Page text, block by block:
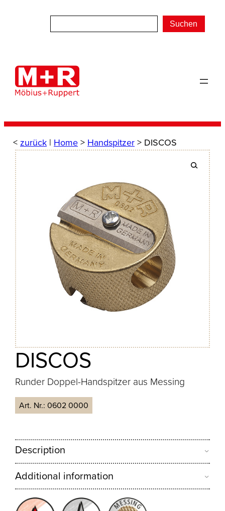
Suchen
< zurück | Home> Handspitzer> DISCOS
DISCOS
Runder Doppel-Handspitzer aus Messing
Art. Nr.:0602 0000
Description
Additional information